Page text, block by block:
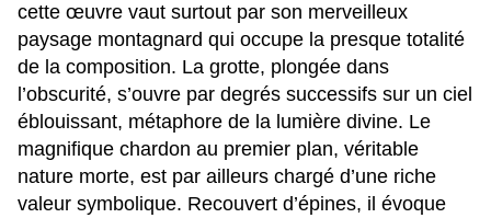
cette œuvre vaut surtout par son merveilleux
paysage montagnard qui occupe la presque totalité
de la composition. La grotte, plongée dans
l’obscurité, s’ouvre par degrés successifs sur un ciel
éblouissant, métaphore de la lumière divine. Le
magnifique chardon au premier plan, véritable
nature morte, est par ailleurs chargé d’une riche
valeur symbolique. Recouvert d’épines, il évoque